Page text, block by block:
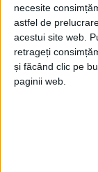
necesite
astfel de
acestui site web.
retrageți
și făcând clic pe
paginii web.
unități de
trebui să vină
să meargă
bilete, care nu
putea să